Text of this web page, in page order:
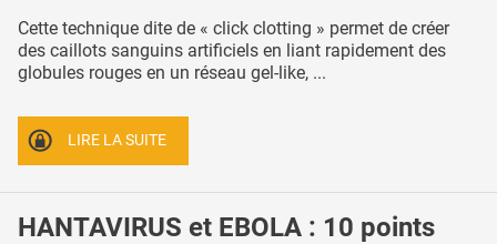
Cette technique dite de « click clotting » permet de créer
des caillots sanguins artificiels en liant rapidement des
globules rouges en un réseau gel-like, ...
LIRE LA SUITE
HANTAVIRUS et EBOLA : 10 points